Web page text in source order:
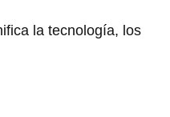
la tecnología, los